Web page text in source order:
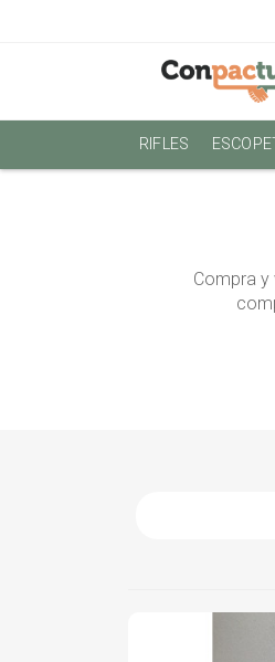
RIFLES
Compra